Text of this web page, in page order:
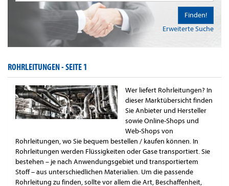
Erweiterte Suche
Finden!
ROHRLEITUNGEN -SEITE 1
Wer liefert Rohrleitungen? In
dieser Marktübersicht finden
Sie Anbieter und Hersteller
sowie Online-Shops und
Web-Shops von
Rohrleitungen, wo Sie bequem bestellen / kaufen können. In
Rohrleitungen werden Flüssigkeiten oder Gase transportiert. Sie
bestehen – je nach Anwendungsgebiet und transportiertem
Stoff – aus unterschiedlichen Materialien. Um die passende
Rohrleitung zu finden, sollte vor allem die Art, Beschaffenheit,